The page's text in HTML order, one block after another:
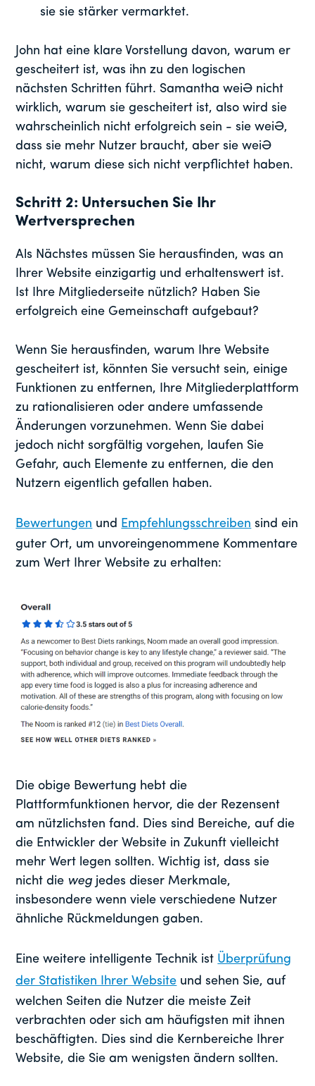
sie sie stärker vermarktet.
John hat eine klare Vorstellung davon, warum er
gescheitert ist, was ihn zu den logischen
nächsten Schritten führt. Samantha weiß nicht
wirklich, warum sie gescheitert ist, also wird sie
wahrscheinlich nicht erfolgreich sein - sie weiß,
dass sie mehr Nutzer braucht, aber sie weiß
nicht, warum diese sich nicht verpflichtet haben.
Schritt 2: Untersuchen Sie Ihr
Wertversprechen
Als Nächstes müssen Sie herausfinden, was an
Ihrer Website einzigartig und erhaltenswert ist.
Ist Ihre Mitgliederseite nützlich? Haben Sie
erfolgreich eine Gemeinschaft aufgebaut?
Wenn Sie herausfinden, warum Ihre Website
gescheitert ist, könnten Sie versucht sein, einige
Funktionen zu entfernen, Ihre Mitgliederplattform
zu rationalisieren oder andere umfassende
Änderungen vorzunehmen. Wenn Sie dabei
jedoch nicht sorgfältig vorgehen, laufen Sie
Gefahr, auch Elemente zu entfernen, die den
Nutzern eigentlich gefallen haben.
Bewertungen und Empfehlungsschreiben sind ein
guter Ort, um unvoreingenommene Kommentare
zum Wert Ihrer Website zu erhalten:
Die obige Bewertung hebt die
Plattformfunktionen hervor, die der Rezensent
am nützlichsten fand. Dies sind Bereiche, auf die
die Entwickler der Website in Zukunft vielleicht
mehr Wert legen sollten. Wichtig ist, dass sie
nicht die weg jedes dieser Merkmale,
insbesondere wenn viele verschiedene Nutzer
ähnliche Rückmeldungen gaben.
Eine weitere intelligente Technik ist Überprüfung
der Statistiken Ihrer Website und sehen Sie, auf
welchen Seiten die Nutzer die meiste Zeit
verbrachten oder sich am häufigsten mit ihnen
beschäftigten. Dies sind die Kernbereiche Ihrer
Website, die Sie am wenigsten ändern sollten.